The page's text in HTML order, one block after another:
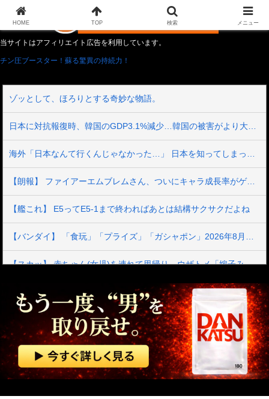
当サイトはアフィリエイト広告を利用しています。
チン圧ブースター！蘇る驚異の持続力！
ゾッとして、ほろりとする奇妙な物語。
【朗報】 ファイアーエムブレムさん、ついにキャラ成長率がゲーム内で見れるようになる
【艦これ】 E5ってE5-1まで終わればあとは結構サクサクだよね
【スカッ】 赤ちゃん(女児)を連れて里帰り。ウザトメ「嫁子みたいに育ったら困るから、私が育てる」コトメ「そうよ、置いて帰っていいわよ」私「と、いうことは…？」→結果
元彼は別れた後にメールで借金を申し込んできたので、会ってその場で消費者金融へ連れて行った…
【悲報】 週間少年ジャンプのグッズ(43億円分)を注文し全てキャンセルした女逮捕ｗｗｗｗｗｗｗｗ
中国「大洪水！」中国ダム「決壊」地元民「公式発表より死者多い！」中国政府「住民拘束！（安否不明」中国当局「救助隊動画も削除」台風13号「三峡ダム接近中」→
韓国型イージス搭載の次世代駆逐艦「KDDX」1番艦…2032年竣工と公示！
HOME TOP 検索 メニュー